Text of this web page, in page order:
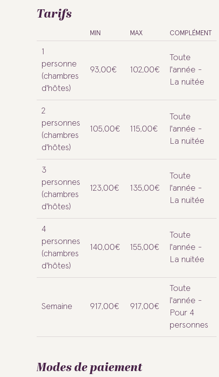
Tarifs
MIN MAX COMPLÉMENT
1
personne
(chambres
d'hôtes)
93,00€ 102,00€
Toute
l'année -
La nuitée
2
personnes
(chambres
d'hôtes)
105,00€ 115,00€
Toute
l'année -
La nuitée
3
personnes
(chambres
d'hôtes)
123,00€ 135,00€
Toute
l'année -
La nuitée
4
personnes
(chambres
d'hôtes)
140,00€ 155,00€
Toute
l'année -
La nuitée
Semaine 917,00€ 917,00€
Toute
l'année -
Pour 4
personnes
Modes de paiement